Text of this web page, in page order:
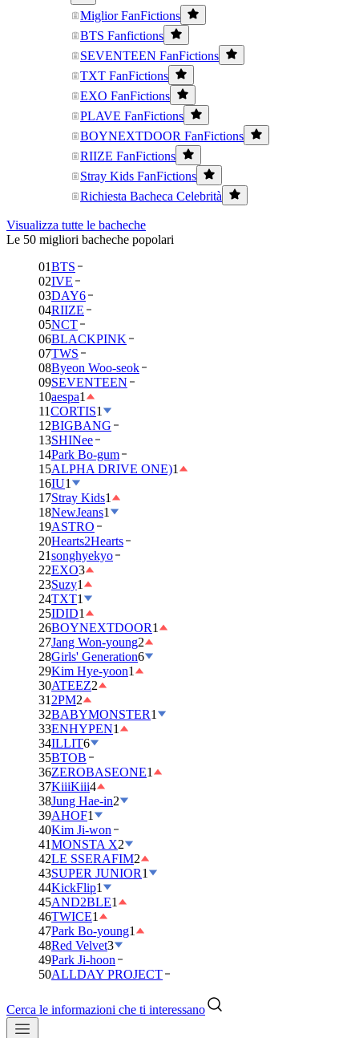
Miglior FanFictions
BTS Fanfictions
SEVENTEEN FanFictions
TXT FanFictions
EXO FanFictions
PLAVE FanFictions
BOYNEXTDOOR FanFictions
RIIZE FanFictions
Stray Kids FanFictions
Richiesta Bacheca Celebrità
Visualizza tutte le bacheche
Le 50 migliori bacheche popolari
01BTS
02IVE
03DAY6
04RIIZE
05NCT
06BLACKPINK
07TWS
08Byeon Woo-seok
09SEVENTEEN
10aespa1
11CORTIS1
12BIGBANG
13SHINee
14Park Bo-gum
15ALPHA DRIVE ONE)1
16IU1
17Stray Kids1
18NewJeans1
19ASTRO
20Hearts2Hearts
21songhyekyo
22EXO3
23Suzy1
24TXT1
25IDID1
26BOYNEXTDOOR1
27Jang Won-young2
28Girls' Generation6
29Kim Hye-yoon1
30ATEEZ2
31 2PM2
32BABYMONSTER1
33ENHYPEN1
34ILLIT6
35BTOB
36ZEROBASEONE1
37KiiiKiii4
38Jung Hae-in2
39AHOF1
40Kim Ji-won
41MONSTA X2
42LE SSERAFIM2
43SUPER JUNIOR1
44KickFlip1
45AND2BLE1
46TWICE1
47Park Bo-young1
48Red Velvet3
49Park Ji-hoon
50ALLDAY PROJECT
Cerca le informazioni che ti interessano